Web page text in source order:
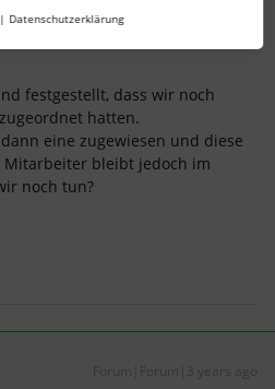
festgestellt, dass wir noch
hatten.
eine zugewiesen und diese
bleibt jedoch im
noch tun?
| Datenschutzerklärung